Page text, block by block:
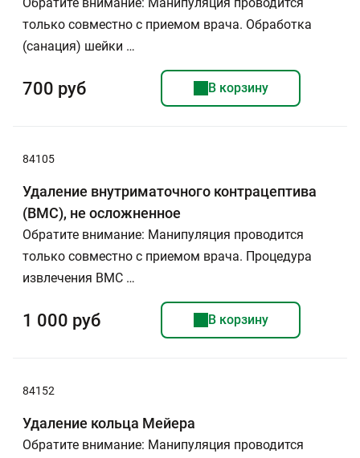
только совместно с приемом врача. Обработка
(санация) шейки …
700 руб В корзину
84105
Удаление внутриматочного контрацептива
(ВМС), не осложненное
Обратите внимание: Манипуляция проводится
только совместно с приемом врача. Процедура
извлечения ВМС …
1 000 руб В корзину
84152
Удаление кольца Мейера
Обратите внимание: Манипуляция проводится